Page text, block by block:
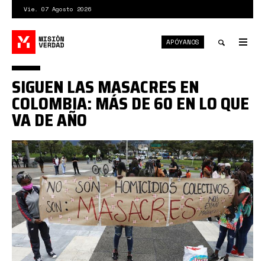
contenido
principal
Vie. 07 Agosto 2026
APÓYANOS
masacres
colombia
protestas
bogota.jpg
SIGUEN LAS MASACRES EN
COLOMBIA: MÁS DE 60 EN LO QUE
VA DE AÑO